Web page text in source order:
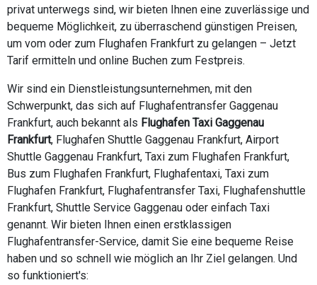
privat unterwegs sind, wir bieten Ihnen eine zuverlässige und
bequeme Möglichkeit, zu überraschend günstigen Preisen,
um vom oder zum Flughafen Frankfurt zu gelangen – Jetzt
Tarif ermitteln und online Buchen zum Festpreis.
Wir sind ein Dienstleistungsunternehmen, mit den
Schwerpunkt, das sich auf Flughafentransfer Gaggenau
Frankfurt, auch bekannt als Flughafen Taxi Gaggenau
Frankfurt, Flughafen Shuttle Gaggenau Frankfurt, Airport
Shuttle Gaggenau Frankfurt, Taxi zum Flughafen Frankfurt,
Bus zum Flughafen Frankfurt, Flughafentaxi, Taxi zum
Flughafen Frankfurt, Flughafentransfer Taxi, Flughafenshuttle
Frankfurt, Shuttle Service Gaggenau oder einfach Taxi
genannt. Wir bieten Ihnen einen erstklassigen
Flughafentransfer-Service, damit Sie eine bequeme Reise
haben und so schnell wie möglich an Ihr Ziel gelangen. Und
so funktioniert's: